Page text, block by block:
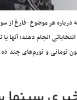
هر موضوع -فارغ از
انجام دهند؛
دلار ۱۰-۱۱ هزار تومانی و سکه ۴